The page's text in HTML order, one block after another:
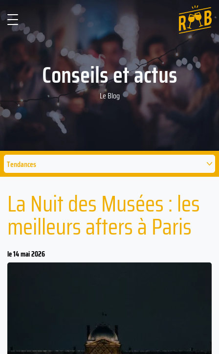
Conseils et actus
Le Blog
Tendances
La Nuit des Musées : les
meilleurs afters à Paris
le 14 mai 2026